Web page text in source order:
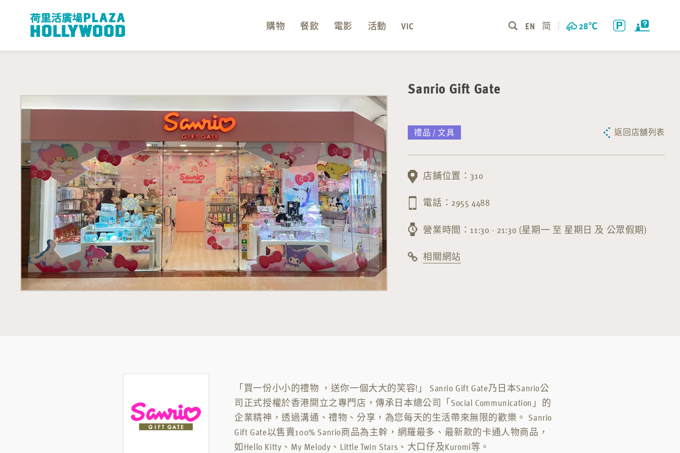
28℃
EN 简
購物 餐飲 電影 活動 VIC
Sanrio Gift Gate
禮品 / 文具 返回店舖列表
店舖位置：310
電話：2955 4488
營業時間：11:30 - 21:30 (星期一 至 星期日 及 公眾假期)
相關網站
「買一份小小的禮物 ，送你一個大大的笑容!」 Sanrio Gift Gate乃日本Sanrio公
司正式授權於香港開立之專門店，傳承日本總公司「Social Communication」的
企業精神，透過溝通、禮物、分享，為您每天的生活帶來無限的歡樂。 Sanrio
Gift Gate以售賣100% Sanrio商品為主幹，網羅最多、最新款的卡通人物商品，
如Hello Kitty、My Melody、Little Twin Stars、大口仔及Kuromi等。